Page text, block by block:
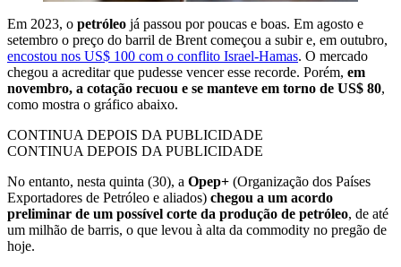
Em 2023, o petróleo já passou por poucas e boas. Em agosto e
setembro o preço do barril de Brent começou a subir e, em outubro,
encostou nos US$ 100 com o conflito Israel-Hamas. O mercado
chegou a acreditar que pudesse vencer esse recorde. Porém, em
novembro, a cotação recuou e se manteve em torno de US$ 80,
como mostra o gráfico abaixo.
CONTINUA DEPOIS DA PUBLICIDADE
CONTINUA DEPOIS DA PUBLICIDADE
No entanto, nesta quinta (30), a Opep+ (Organização dos Países
Exportadores de Petróleo e aliados) chegou a um acordo
preliminar de um possível corte da produção de petróleo, de até
um milhão de barris, o que levou à alta da commodity no pregão de
hoje.